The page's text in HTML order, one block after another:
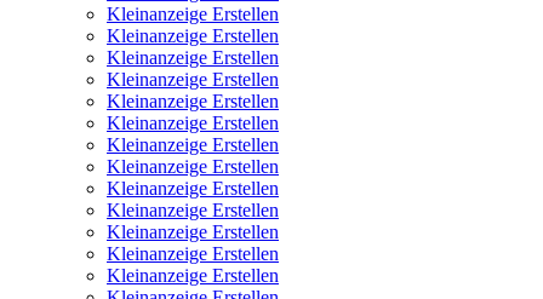
Kleinanzeige Erstellen
Kleinanzeige Erstellen
Kleinanzeige Erstellen
Kleinanzeige Erstellen
Kleinanzeige Erstellen
Kleinanzeige Erstellen
Kleinanzeige Erstellen
Kleinanzeige Erstellen
Kleinanzeige Erstellen
Kleinanzeige Erstellen
Kleinanzeige Erstellen
Kleinanzeige Erstellen
Kleinanzeige Erstellen